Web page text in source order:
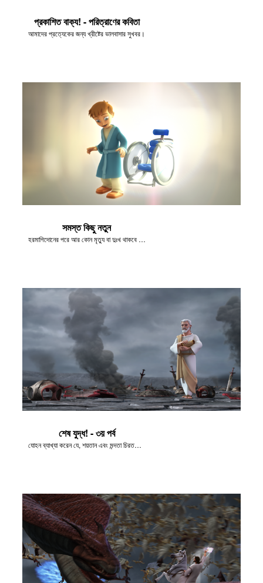
প্রকাশিত বাক্য! - পরিত্রাণের কবিতা
আমাদের প্রত্যেকের জন্য খ্রীষ্টের ভালবাসার সুখবর।
সমস্ত কিছু নতুন
হরমাগিদোনের পরে আর কোন মৃত্যু বা দুঃখ থাকবে না।
শেষ যুদ্ধ! - ৩য় পর্ব
যোহন ব্যাখ্যা করেন যে, শয়তান এবং মন্দতা চিরতরে ধ্বংস হয়ে গেছে।